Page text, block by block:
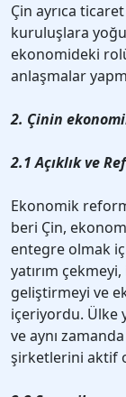
Çin ayrıca
kuruluşlara
ekonomideki
anlaşmalar
2. Çinin
2.1 Açıklık ve
Ekonomik
beri Çin,
entegre olmak
yatırım
geliştirmeyi ve
içeriyordu. Ülke
ve aynı
şirketlerini aktif